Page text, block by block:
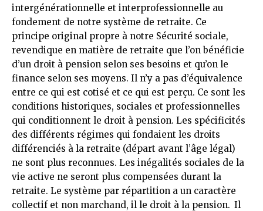
intergénérationnelle et interprofessionnelle au
fondement de notre système de retraite. Ce
principe original propre à notre Sécurité sociale,
revendique en matière de retraite que l’on bénéficie
d’un droit à pension selon ses besoins et qu’on le
finance selon ses moyens. Il n’y a pas d’équivalence
entre ce qui est cotisé et ce qui est perçu. Ce sont les
conditions historiques, sociales et professionnelles
qui conditionnent le droit à pension. Les spécificités
des différents régimes qui fondaient les droits
différenciés à la retraite (départ avant l’âge légal)
ne sont plus reconnues. Les inégalités sociales de la
vie active ne seront plus compensées durant la
retraite. Le système par répartition a un caractère
collectif et non marchand, il le droit à la pension. Il